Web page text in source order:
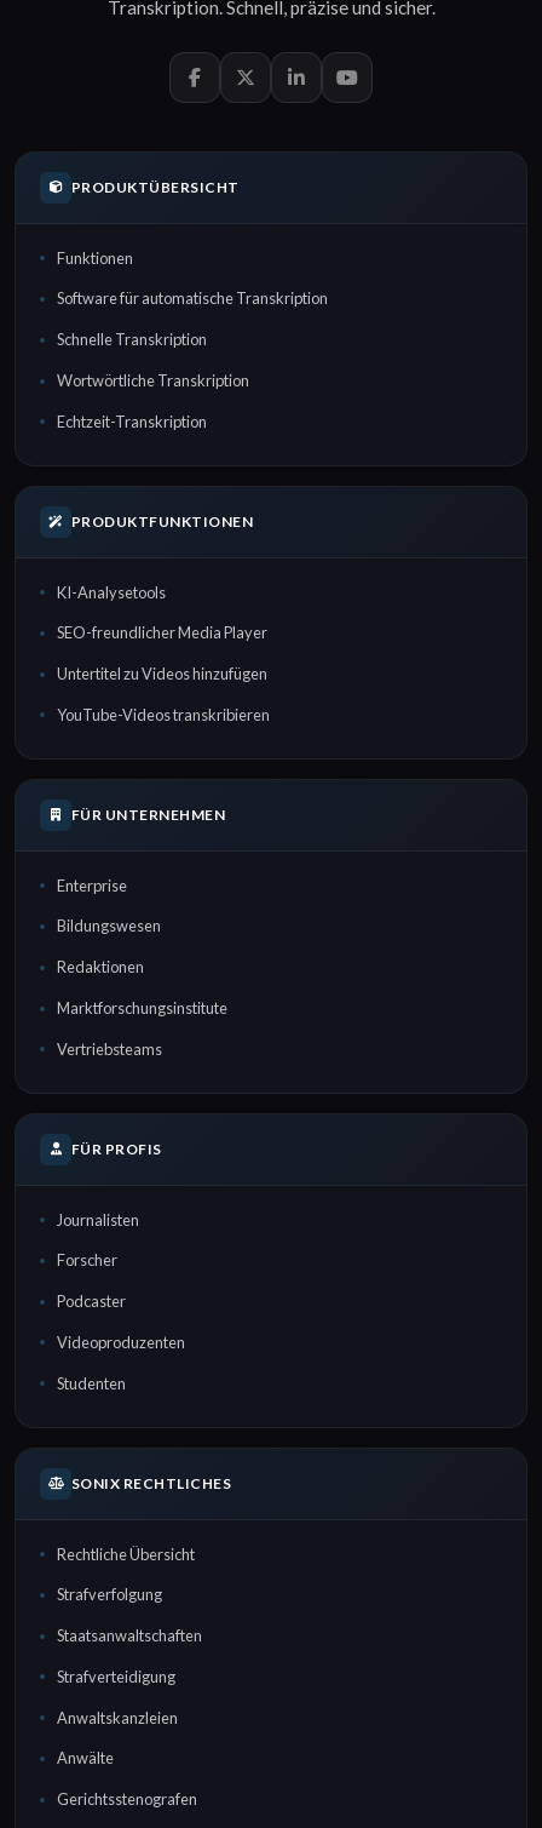
Transkription.Schnell,präziseund sicher.
PRODUKTÜBERSICHT
Funktionen
Software für automatische Transkription
Schnelle Transkription
Wortwörtliche Transkription
Echtzeit-Transkription
PRODUKTFUNKTIONEN
KI-Analysetools
SEO-freundlicher Media Player
Untertitel zu Videos hinzufügen
YouTube-Videos transkribieren
FÜR UNTERNEHMEN
Enterprise
Bildungswesen
Redaktionen
Marktforschungsinstitute
Vertriebsteams
FÜR PROFIS
Journalisten
Forscher
Podcaster
Videoproduzenten
Studenten
SONIX RECHTLICHES
Rechtliche Übersicht
Strafverfolgung
Staatsanwaltschaften
Strafverteidigung
Anwaltskanzleien
Anwälte
Gerichtsstenografen